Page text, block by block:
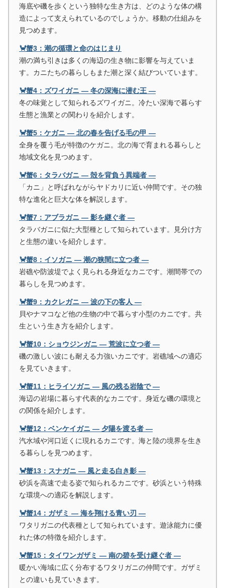
海底や磯を歩くという独特な生き方は、どのような体の構
造によって支えられているのでしょうか。移動の仕組みを
見つめます。
🦀蟹3：潮の循環と命のはじまり
潮の満ち引きは多くの海辺の生き物に影響を与えていま
す。カニたちの暮らしもまた潮と深く結びついています。
🦀蟹4：ズワイガニ ― 冬の深海に潜む王 ―
冬の味覚として知られるズワイガニ。冷たい深海で暮らす
生態と漁業との関わりを紹介します。
🦀蟹5：ケガニ ― 北の春を告げる毛の甲 ―
全身を覆う毛が特徴のケガニ。北の海で育まれる暮らしと
地域文化を見つめます。
🦀蟹6：タラバガニ ― 殻を背負う異端者 ―
「カニ」と呼ばれながらヤドカリに近い仲間です。その独
特な進化と巨大な体を解説します。
🦀蟹7：アブラガニ ― 影を継ぐ者 ―
タラバガニに似た大型種として知られています。見分け方
と生態の違いを紹介します。
🦀蟹8：イソガニ ― 潮の狭間に立つ者 ―
岩礁や防波堤でよく見られる身近なカニです。潮間帯での
暮らしを見つめます。
🦀蟹9：カクレガニ ― 波の下の客人 ―
貝やナマコなど他の生物の中で暮らす小型のカニです。共
生という生き方を紹介します。
🦀蟹10：ショウジンガニ ― 荒波に立つ者 ―
磯の激しい波にも耐える力強いカニです。岩礁域への適応
を見ていきます。
🦀蟹11：ヒライソガニ ― 風の残る岩陰で ―
海辺の岩場に暮らす代表的なカニです。身近な磯の環境と
の関係を紹介します。
🦀蟹12：ベンケイガニ ― 夕陽を渡る者 ―
汽水域や河口近くに現れるカニです。海と陸の境界を生き
る暮らしを見つめます。
🦀蟹13：スナガニ ― 風と走る白き影 ―
砂浜を高速で走る姿で知られるカニです。砂浜という特殊
な環境への適応を解説します。
🦀蟹14：ガザミ ― 海を翔ける青い刃 ―
ワタリガニの代表種として知られています。遊泳能力に優
れた体の特徴を紹介します。
🦀蟹15：タイワンガザミ ― 南の碧を受け継ぐ者 ―
暖かい海域に広く分布するワタリガニの仲間です。ガザミ
との違いも見ていきます。